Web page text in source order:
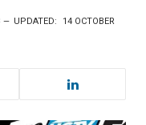
UPDATED: 14 OCTOBER